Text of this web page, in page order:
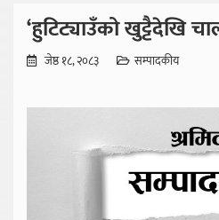
‘हुटिट्याउँको खुट्टैदेखि
जेष्ठ १८, २०८३ सम्पादकीय